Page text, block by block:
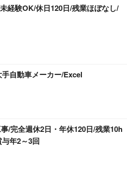
経験OK/休日120日/残業ほぼなし/
自動車メーカー/Excel
/完全週休2日・年休120日/残業10h
年2～3回